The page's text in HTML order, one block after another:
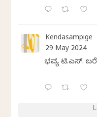
Kendasampige
29 May 2024
ಭವ್ಯ ಟಿ.ಎಸ್.